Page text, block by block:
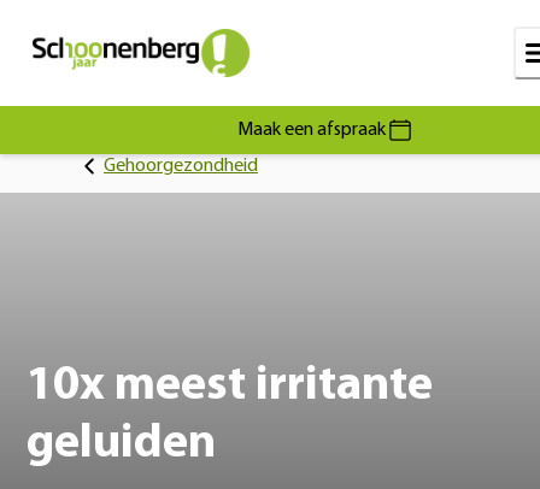
Maak een afspraak
Gehoorgezondheid
10x meest irritante
geluiden